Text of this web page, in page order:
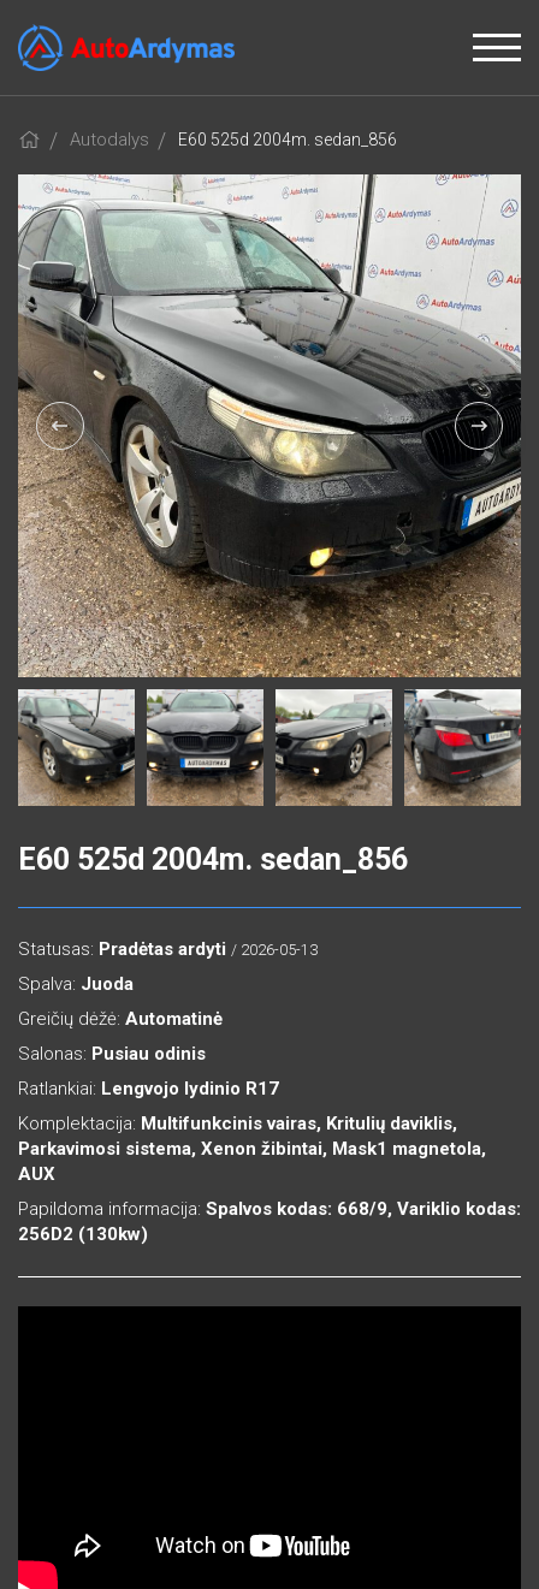
Autodalys E60 525d 2004m. sedan_856
E60 525d 2004m. sedan_856
Statusas: Pradėtas ardyti / 2026-05-13
Spalva: Juoda
Greičių dėžė: Automatinė
Salonas: Pusiau odinis
Ratlankiai: Lengvojo lydinio R17
Komplektacija: Multifunkcinis vairas, Kritulių daviklis,
Parkavimosi sistema, Xenon žibintai, Mask1 magnetola,
AUX
Papildoma informacija: Spalvos kodas: 668/9, Variklio kodas:
256D2 (130kw)